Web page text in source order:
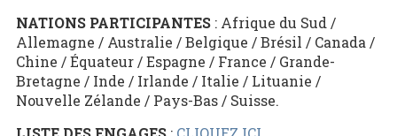
NATIONS PARTICIPANTES: Afrique du Sud /
Allemagne / Australie / Belgique / Brésil / Canada /
Chine / Équateur / Espagne / France / Grande-
Bretagne / Inde / Irlande / Italie / Lituanie /
Nouvelle Zélande / Pays-Bas / Suisse.